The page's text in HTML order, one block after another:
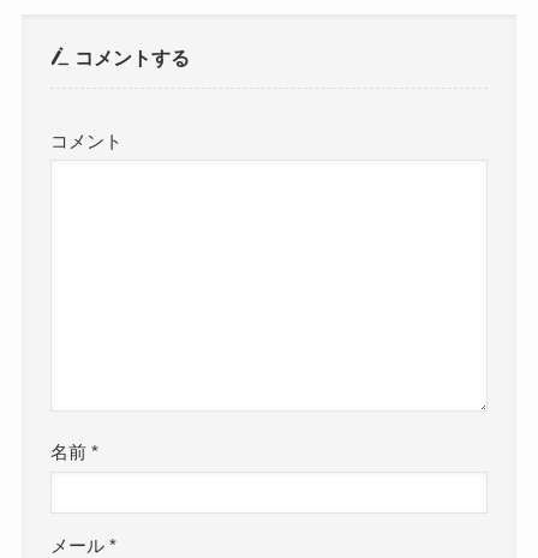
コメントする
コメント
名前*
メール*